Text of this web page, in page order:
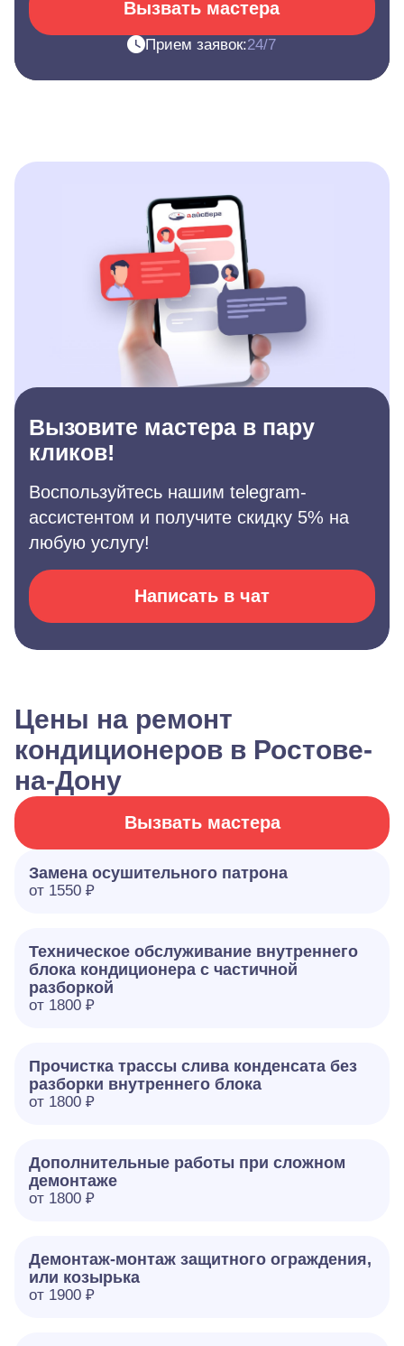
Вызвать мастера
Прием заявок:24/7
Вызовите мастера в пару
кликов!
Воспользуйтесь нашим telegram-
ассистентом и получите скидку 5% на
любую услугу!
Написать в чат
Цены на ремонт
кондиционеров в Ростове-
на-Дону
Вызвать мастера
Замена осушительного патрона
от 1550 ₽
Техническое обслуживание внутреннего
блока кондиционера с частичной
разборкой
от 1800 ₽
Прочистка трассы слива конденсата без
разборки внутреннего блока
от 1800 ₽
Дополнительные работы при сложном
демонтаже
от 1800 ₽
Демонтаж-монтаж защитного ограждения,
или козырька
от 1900 ₽